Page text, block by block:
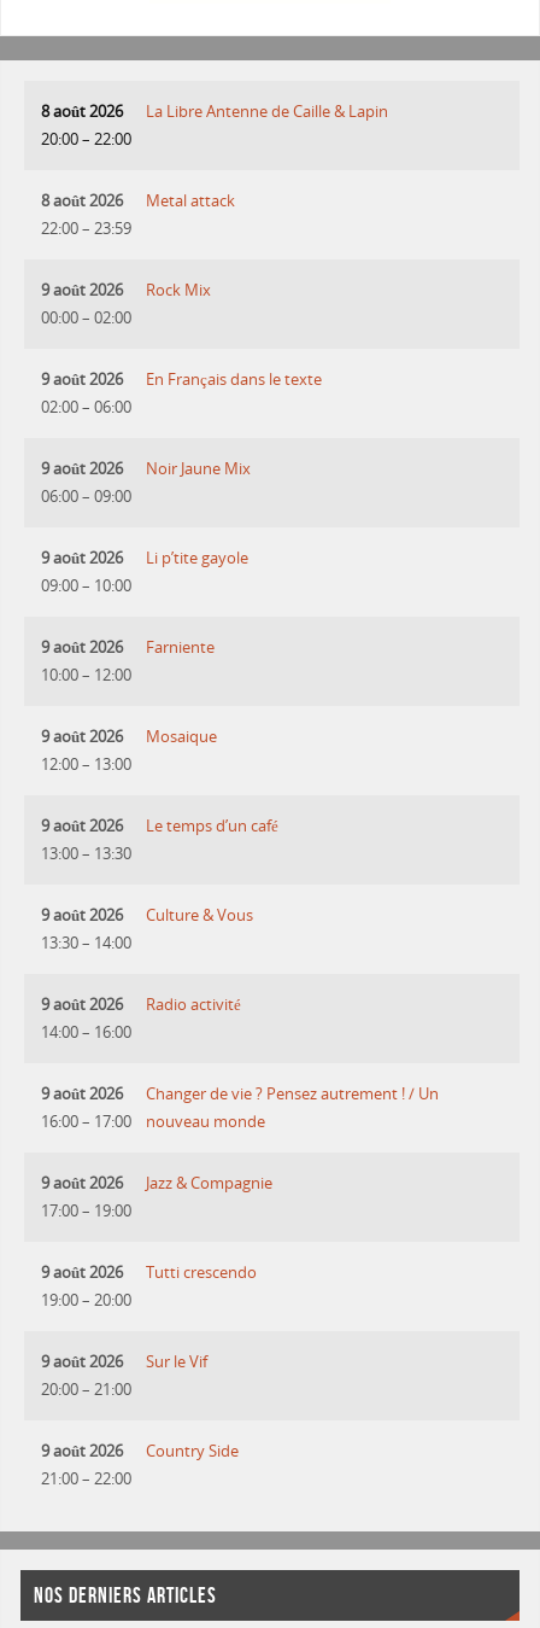
8 août 2026
20:00– 22:00
La Libre Antenne de Caille & Lapin
8 août 2026
22:00– 23:59
Metal attack
9 août 2026
00:00– 02:00
Rock Mix
9 août 2026
02:00– 06:00
En Français dans le texte
9 août 2026
06:00– 09:00
Noir Jaune Mix
9 août 2026
09:00– 10:00
Li p’tite gayole
9 août 2026
10:00– 12:00
Farniente
9 août 2026
12:00– 13:00
Mosaique
9 août 2026
13:00– 13:30
Le temps d’un café
9 août 2026
13:30– 14:00
Culture & Vous
9 août 2026
14:00– 16:00
Radio activité
9 août 2026
16:00– 17:00
Changer de vie ? Pensez autrement ! / Un
nouveau monde
9 août 2026
17:00– 19:00
Jazz & Compagnie
9 août 2026
19:00– 20:00
Tutti crescendo
9 août 2026
20:00– 21:00
Sur le Vif
9 août 2026
21:00– 22:00
Country Side
NOS DERNIERS ARTICLES